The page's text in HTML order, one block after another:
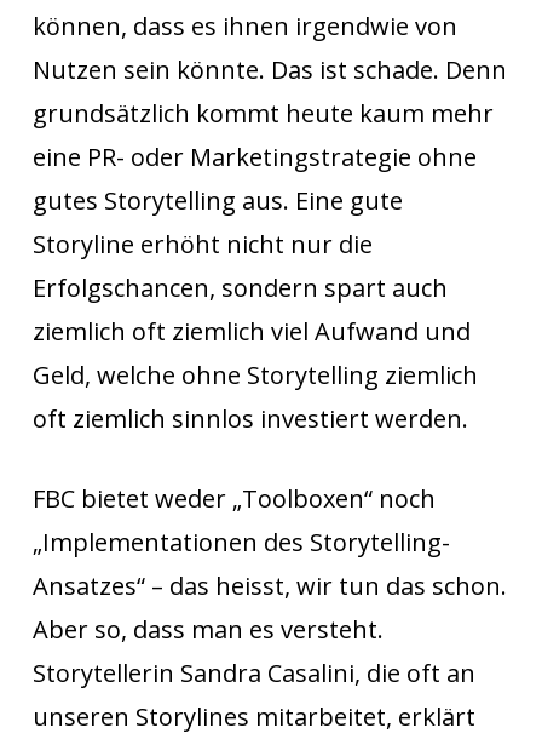
können, dass es ihnen irgendwie von
Nutzen sein könnte. Das ist schade. Denn
grundsätzlich kommt heute kaum mehr
eine PR- oder Marketingstrategie ohne
gutes Storytelling aus. Eine gute
Storyline erhöht nicht nur die
Erfolgschancen, sondern spart auch
ziemlich oft ziemlich viel Aufwand und
Geld, welche ohne Storytelling ziemlich
oft ziemlich sinnlos investiert werden.
FBC bietet weder „Toolboxen“ noch
„Implementationen des Storytelling-
Ansatzes“ – das heisst, wir tun das schon.
Aber so, dass man es versteht.
Storytellerin Sandra Casalini, die oft an
unseren Storylines mitarbeitet, erklärt